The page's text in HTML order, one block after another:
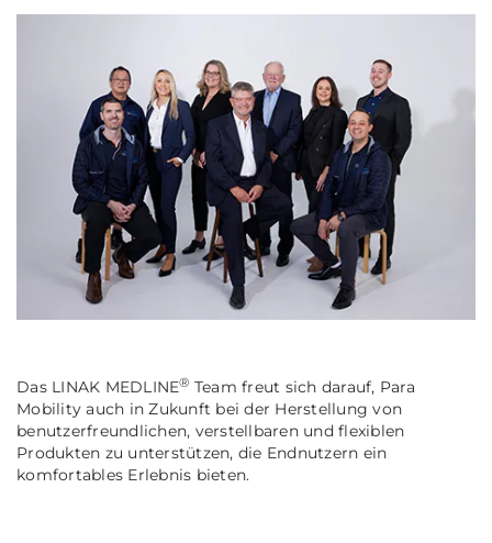
Das LINAK MEDLINE® Team freut sich darauf, Para
Mobility auch in Zukunft bei der Herstellung von
benutzerfreundlichen, verstellbaren und flexiblen
Produkten zu unterstützen, die Endnutzern ein
komfortables Erlebnis bieten.